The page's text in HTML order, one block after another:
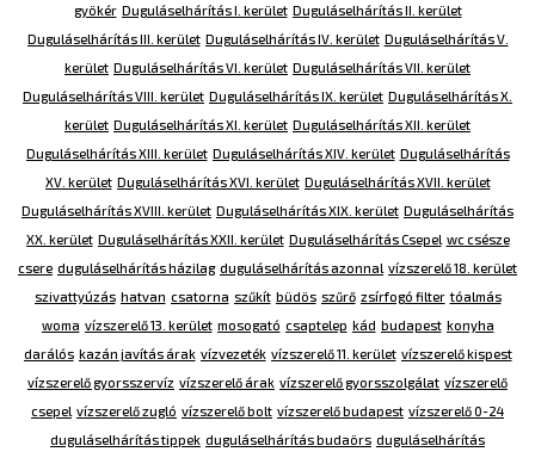
gyökér Duguláselhárítás I. kerület Duguláselhárítás II. kerület
Duguláselhárítás III. kerület Duguláselhárítás IV. kerület Duguláselhárítás V.
kerület Duguláselhárítás VI. kerület Duguláselhárítás VII. kerület
Duguláselhárítás VIII. kerület Duguláselhárítás IX. kerület Duguláselhárítás X.
kerület Duguláselhárítás XI. kerület Duguláselhárítás XII. kerület
Duguláselhárítás XIII. kerület Duguláselhárítás XIV. kerület Duguláselhárítás
XV. kerület Duguláselhárítás XVI. kerület Duguláselhárítás XVII. kerület
Duguláselhárítás XVIII. kerület Duguláselhárítás XIX. kerület Duguláselhárítás
XX. kerület Duguláselhárítás XXII. kerület Duguláselhárítás Csepel wc csésze
csere duguláselhárítás házilag duguláselhárítás azonnal vízszerelő 18. kerület
szivattyúzás hatvan csatorna szűkít büdös szűrő zsírfogó filter tóalmás
woma vízszerelő 13. kerület mosogató csaptelep kád budapest konyha
darálós kazán javítás árak vízvezeték vízszerelő 11. kerület vízszerelő kispest
vízszerelő gyorsszervíz vízszerelő árak vízszerelő gyorsszolgálat vízszerelő
csepel vízszerelő zugló vízszerelő bolt vízszerelő budapest vízszerelő 0-24
duguláselhárítás tippek duguláselhárítás budaörs duguláselhárítás